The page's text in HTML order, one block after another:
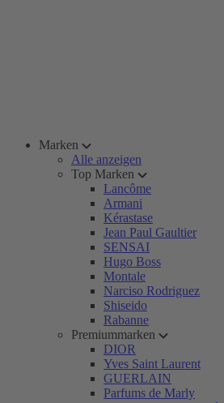
Marken
Alle anzeigen
Top Marken
Lancôme
Armani
Kérastase
Jean Paul Gaultier
SENSAI
Hugo Boss
Montale
Narciso Rodriguez
Shiseido
Rabanne
Premiummarken
DIOR
Yves Saint Laurent
GUERLAIN
Parfums de Marly